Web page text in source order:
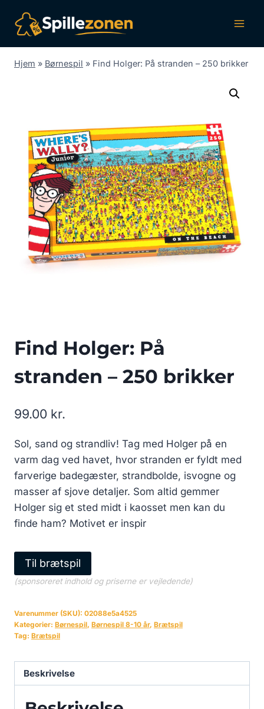
indhold
Hjem » Børnespil » Find Holger: På stranden – 250 brikker
Find Holger: På
stranden – 250 brikker
99.00 kr.
Sol, sand og strandliv! Tag med Holger på en
varm dag ved havet, hvor stranden er fyldt med
farverige badegæster, strandbolde, isvogne og
masser af sjove detaljer. Som altid gemmer
Holger sig et sted midt i kaosset men kan du
finde ham? Motivet er inspir
Til brætspil
(sponsoreret indhold og priserne er vejledende)
Varenummer (SKU): 02088e5a4525
Kategorier: Børnespil, Børnespil 8-10 år, Brætspil
Tag: Brætspil
Beskrivelse